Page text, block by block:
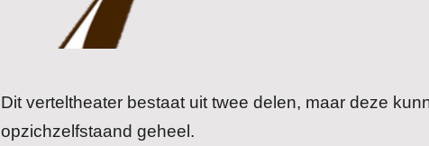
Dit verteltheater bestaat uit twee delen, maar deze
opzichzelfstaand geheel.